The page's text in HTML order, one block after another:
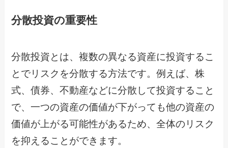
分散投資の重要性
分散投資とは、複数の異なる資産に投資するこ
とでリスクを分散する方法です。例えば、株
式、債券、不動産などに分散して投資すること
で、一つの資産の価値が下がっても他の資産の
価値が上がる可能性があるため、全体のリスク
を抑えることができます。